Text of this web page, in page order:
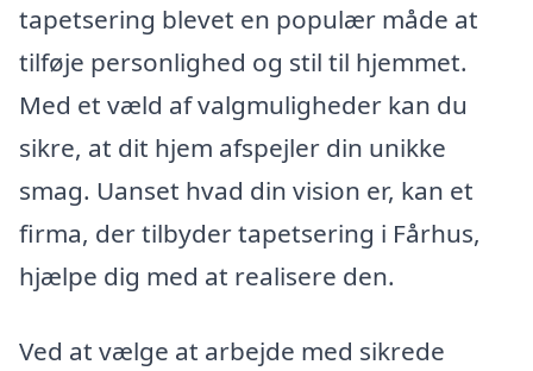
tapetsering blevet en populær måde at
tilføje personlighed og stil til hjemmet.
Med et væld af valgmuligheder kan du
sikre, at dit hjem afspejler din unikke
smag. Uanset hvad din vision er, kan et
firma, der tilbyder tapetsering i Fårhus,
hjælpe dig med at realisere den.
Ved at vælge at arbejde med sikrede